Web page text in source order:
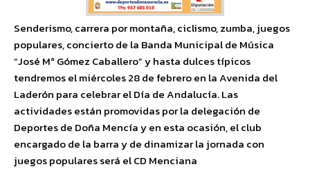
Senderismo, carrera por montaña, ciclismo, zumba, juegos
populares, concierto de la Banda Municipal de Música
“José Mª Gómez Caballero” y hasta dulces típicos
tendremos el miércoles 28 de febrero en la Avenida del
Laderón para celebrar el Día de Andalucía. Las
actividades están promovidas por la delegación de
Deportes de Doña Mencía y en esta ocasión, el club
encargado de la barra y de dinamizar la jornada con
juegos populares será el CD Menciana